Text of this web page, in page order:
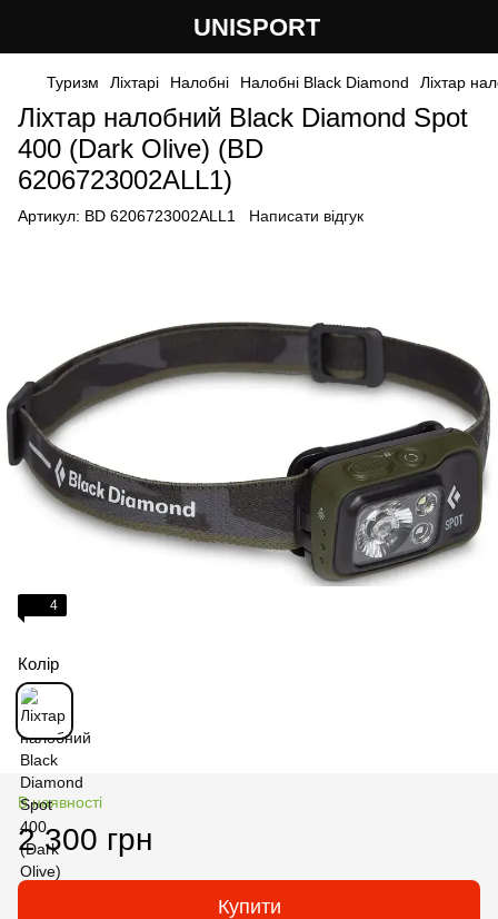
UNISPORT
Туризм Ліхтарі Налобні Налобні Black Diamond Ліхтар
Ліхтар налобний Black Diamond Spot
400 (Dark Olive) (BD
6206723002ALL1)
Артикул: BD 6206723002ALL1 Написати відгук
4
Колір
В наявності
2 300 грн
Купити